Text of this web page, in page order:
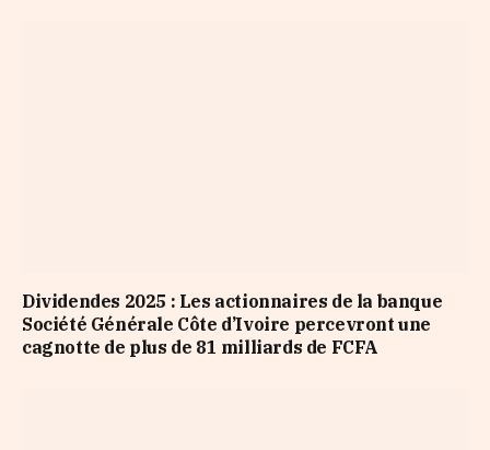
Dividendes 2025 : Les actionnaires de la banque
Société Générale Côte d’Ivoire percevront une
cagnotte de plus de 81 milliards de FCFA